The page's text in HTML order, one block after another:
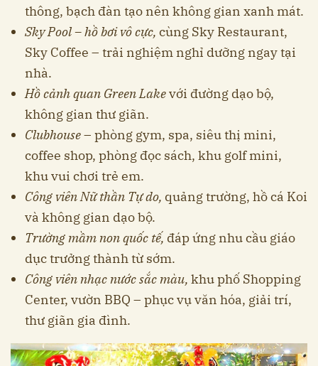
thông, bạch đàn tạo nên không gian xanh mát.
Sky Pool – hồ bơi vô cực, cùng Sky Restaurant,
Sky Coffee – trải nghiệm nghỉ dưỡng ngay tại
nhà.
Hồ cảnh quan Green Lakevới đường dạo bộ,
không gian thư giãn.
Clubhouse– phòng gym, spa, siêu thị mini,
coffee shop, phòng đọc sách, khu golf mini,
khu vui chơi trẻ em.
Công viên Nữ thần Tự do, quảng trường, hồ cá Koi
và không gian dạo bộ.
Trường mầm non quốc tế, đáp ứng nhu cầu giáo
dục trưởng thành từ sớm.
Công viên nhạc nước sắc màu, khu phố Shopping
Center, vườn BBQ – phục vụ văn hóa, giải trí,
thư giãn gia đình.